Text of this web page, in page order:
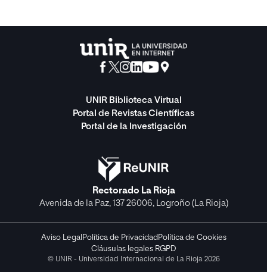
UNIR Biblioteca Virtual
Portal de Revistas Científicas
Portal de la Investigación
Rectorado La Rioja
Avenida de la Paz, 137 26006, Logroño (La Rioja)
Aviso Legal Política de Privacidad Política de Cookies
Cláusulas legales RGPD
© UNIR - Universidad Internacional de La Rioja 2026